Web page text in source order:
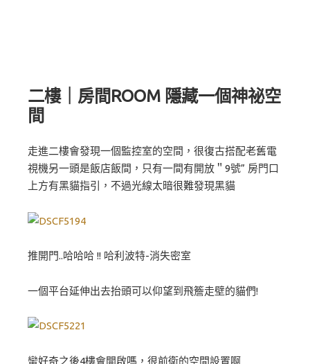
二樓｜房間ROOM 隱藏一個神祕空
間
走進二樓會發現一個監控室的空間，很復古搭配老舊電
視機另一頭是飯店飯間，只有一間有開放＂9號” 房門口
上方有黑貓指引，不過光線太暗很難發現黑貓
推開門..哈哈哈 !! 哈利波特-消失密室
一個平台延伸出去抬頭可以仰望到飛簷走壁的貓們!
蠻好奇之後4樓會開啟嗎，很前衛的空間設置啊